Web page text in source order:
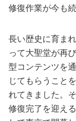
修復作業が今も
長い歴史に育ま
って大聖堂が再
型コンテンツを
じてもらうこと
れてきました。
修復完了を迎え